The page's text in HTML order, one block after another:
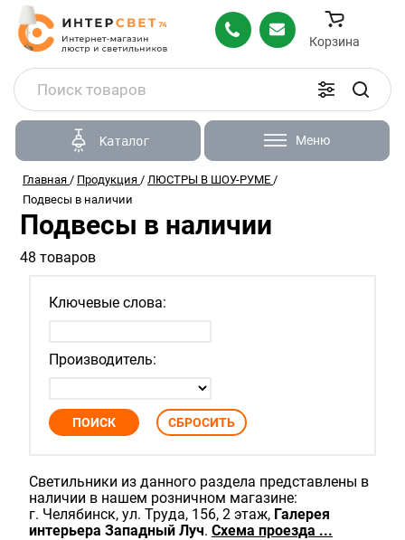
Корзина
Каталог Меню
Главная / Продукция / ЛЮСТРЫ В ШОУ-РУМЕ /
Подвесы в наличии
Подвесы в наличии
48 товаров
Ключевые слова:
Производитель:
Светильники из данного раздела представлены в
наличии в нашем розничном магазине:
г. Челябинск, ул. Труда, 156, 2 этаж, Галерея
интерьера Западный Луч. Схема проезда ...